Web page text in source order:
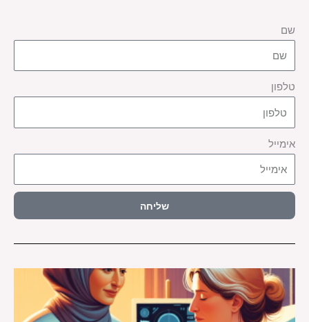
שם
טלפון
אימייל
שליחה